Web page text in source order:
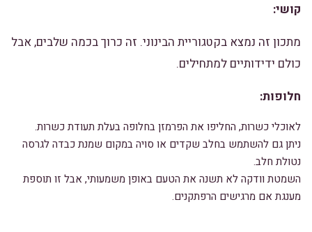
קושי:
מתכון זה נמצא בקטגוריית הבינוני. זה כרוך בכמה שלבים, אבל
כולם ידידותיים למתחילים.
חלופות:
לאוכלי כשרות, החליפו את הפרמזן בחלופה בעלת תעודת כשרות.
ניתן גם להשתמש בחלב שקדים או סויה במקום שמנת כבדה לגרסה
נטולת חלב.
השמטת וודקה לא תשנה את הטעם באופן משמעותי, אבל זו תוספת
מענגת אם מרגישים הרפתקנים.